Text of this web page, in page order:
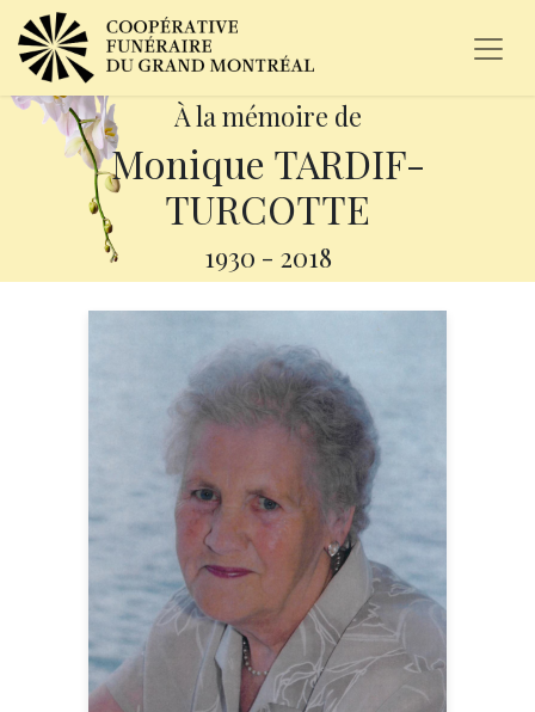
À la mémoire de
Monique TARDIF-
TURCOTTE
1930 - 2018